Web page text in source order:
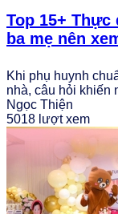
Top 15+
ba mẹ nên
Khi phụ huynh
nhà, câu hỏi khiến
Ngọc Thiện
5018 lượt xem